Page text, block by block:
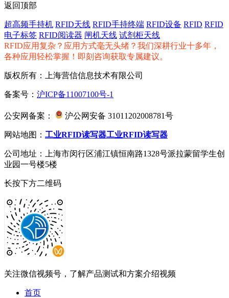
返回顶部
超高频手持机 RFID天线 RFID手持终端 RFID设备 RFID RFID
电子标签 RFID阅读器 闸机天线 试剂柜天线
RFID应用复杂？应用方式毫无头绪？我们深耕行业十多年，
各种应用轻松掌握！即刻咨询获取专属建议。
版权所有：上海营信信息技术有限公司
备案号： 沪ICP备11007100号-1
公安网备案： 沪公网安备 31011202008781号
网站地图： 工业RFID读写器工业RFID读写器
公司地址：上海市闵行区浦江镇恒南路1328号派拉蒙留学生创
业园一号楼5楼
长按下方二维码
关注微信视频号，了解产品测试和方案介绍视频
首页